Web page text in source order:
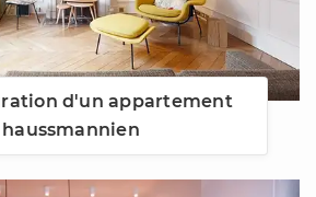
d'un appartement
haussmannien